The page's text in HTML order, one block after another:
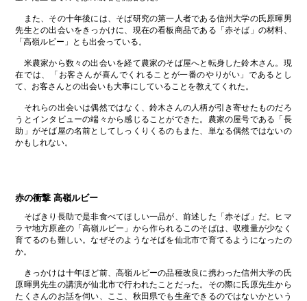
また、その十年後には、そば研究の第一人者である信州大学の氏原暉男
先生との出会いをきっかけに、現在の看板商品である「赤そば」の材料、
「高嶺ルビー」とも出会っている。
米農家から数々の出会いを経て農家のそば屋へと転身した鈴木さん。現
在では、「お客さんが喜んでくれることが一番のやりがい」であるとし
て、お客さんとの出会いも大事にしていることを教えてくれた。
それらの出会いは偶然ではなく、鈴木さんの人柄が引き寄せたものだろ
うとインタビューの端々から感じることができた。農家の屋号である「長
助」がそば屋の名前としてしっくりくるのもまた、単なる偶然ではないの
かもしれない。
赤の衝撃 高嶺ルビー
そばきり長助で是非食べてほしい一品が、前述した「赤そば」だ。ヒマ
ラヤ地方原産の「高嶺ルビー」から作られるこのそばは、収穫量が少なく
育てるのも難しい。なぜそのようなそばを仙北市で育てるようになったの
か。
きっかけは十年ほど前、高嶺ルビーの品種改良に携わった信州大学の氏
原暉男先生の講演が仙北市で行われたことだった。その際に氏原先生から
たくさんのお話を伺い、ここ、秋田県でも生産できるのではないかという